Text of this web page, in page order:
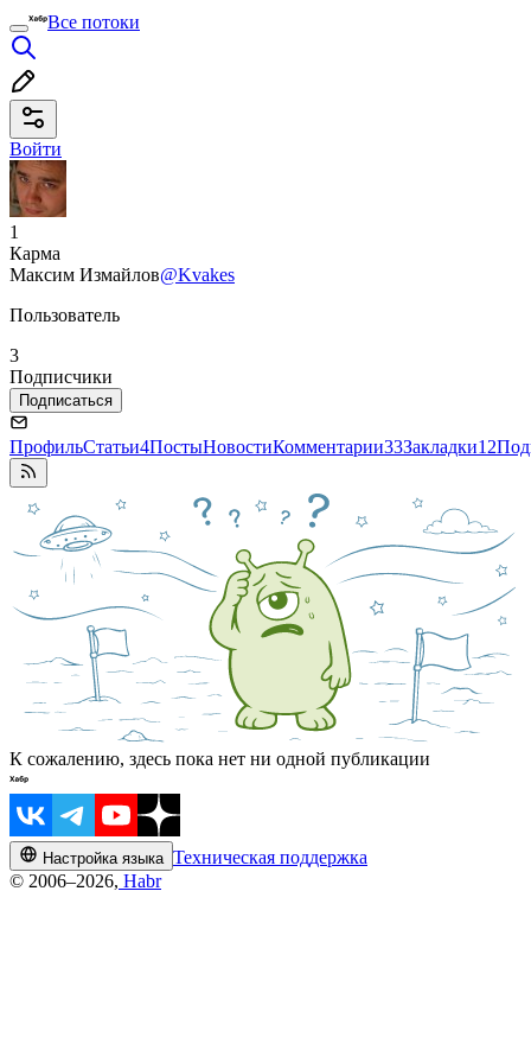
Все потоки
Войти
1
Карма
Максим Измайлов@Kvakes
Пользователь
3
Подписчики
Подписаться
ПрофильСтатьи4ПостыНовостиКомментарии33Закладки12
К сожалению, здесь пока нет ни одной публикации
Настройка языка Техническая поддержка
© 2006–2026, Habr